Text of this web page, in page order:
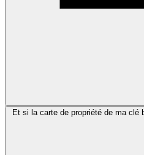
Et si la carte de propriété de ma clé